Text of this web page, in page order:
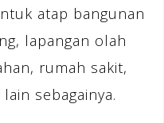
atap bangunan
lapangan olah
rumah sakit,
sebagainya.